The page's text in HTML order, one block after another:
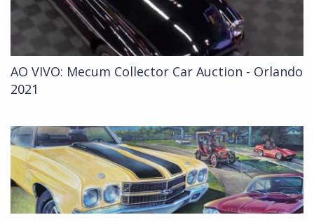
AO VIVO: Mecum Collector Car Auction - Orlando
2021